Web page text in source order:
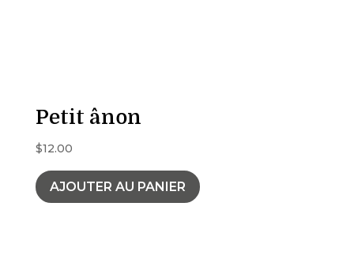
Petit ânon
$12.00
AJOUTER AU PANIER